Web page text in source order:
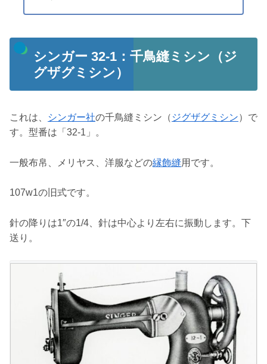
シンガー 32-1：千鳥縫ミシン（ジ
グザグミシン）
これは、 シンガー社の千鳥縫ミシン（ ジグザグミシン）で
す。型番は「32-1」。
一般布帛、メリヤス、洋服などの縁飾縫用です。
107w1の旧式です。
針の降りは1″の1/4、針は中心より左右に振動します。下
送り。